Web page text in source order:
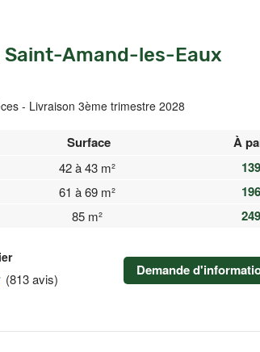
Saint-Amand-les-Eaux
- Livraison 3ème trimestre 2028
Surface À
42 à 43 m²
61 à 69 m²
85 m²
(813 avis) Demande